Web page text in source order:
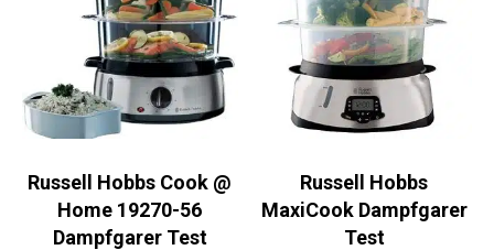
Russell Hobbs Cook @
Home 19270-56
Dampfgarer Test
Russell Hobbs
MaxiCook Dampfgarer
Test